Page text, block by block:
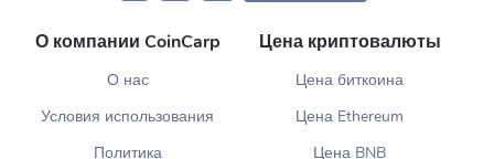
О компании CoinCarp
О нас
Условия использования
Политика
Цена криптовалюты
Цена биткоина
Цена Ethereum
Цена BNB